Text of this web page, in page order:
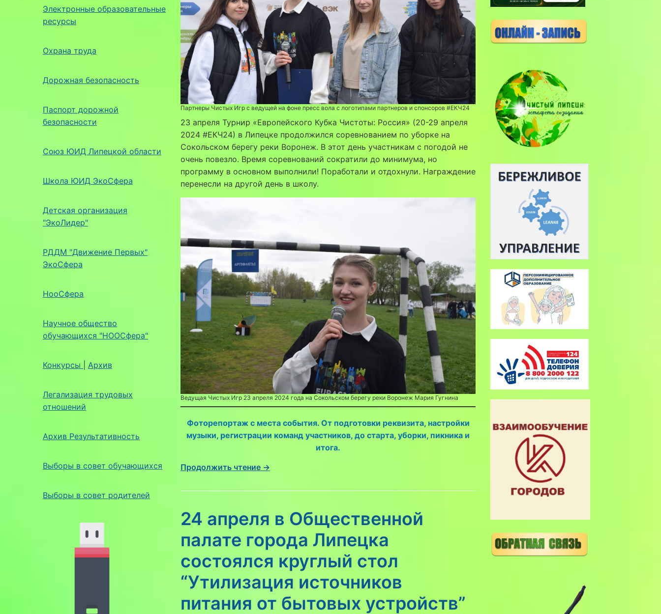
Электронные образовательные
ресурсы
Охрана труда
Дорожная безопасность
Паспорт дорожной
безопасности
Союз ЮИД Липецкой области
Школа ЮИД ЭкоСфера
Детская организация
"ЭкоЛидер"
РДДМ "Движение Первых"
ЭкоСфера
НооСфера
Научное общество
обучающихся "НООСфера"
Конкурсы Архив
Легализация трудовых
отношений
Архив Результативность
Выборы в совет обучающихся
Выборы в совет родителей
Партнеры Чистых Игр с ведущей на фоне пресс вола с логотипами партнеров и спонсоров #ЕКЧ24
23 апреля Турнир «Европейского Кубка Чистоты: Россия» (20-29 апреля
2024 #ЕКЧ24) в Липецке продолжился соревнованием по уборке на
Сокольском берегу реки Воронеж. В этот день участникам с погодой не
очень повезло. Время соревнований сократили до минимума, но
программу в основном выполнили! Поработали и отдохнули. Награждение
перенесли на другой день в школу.
Ведущая Чистых Игр 23 апреля 2024 года на Сокольском берегу реки Воронеж Мария Гугнина
Фоторепортаж с места события. От подготовки реквизита, настройки
музыки, регистрации команд участников, до старта, уборки, пикника и
итога.
Продолжить чтение →
24 апреля в Общественной
палате города Липецка
состоялся круглый стол
“Утилизация источников
питания от бытовых устройств”